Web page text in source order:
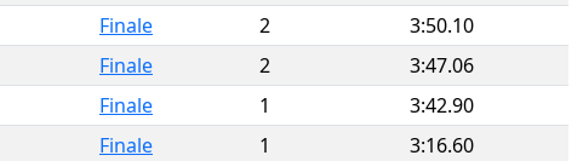
Finale 2
3:50.10
Finale 2
3:47.06
Finale 1
3:42.90
Finale 1
3:16.60